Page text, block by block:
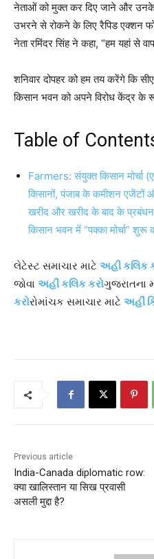
नेताओं को मुक्त कर दिए जाने और
उभरने से रोकने के लिए रैपिड एक्शन
नेता रमिंदर सिंह ने कहा, “हम यहां से
शनिवार दोपहर को हम तय करेंगे कि
किसान भवन को अपने विरोध केंद्र के
Table of
Farmers: संयुक्त किसान मोर्चा
किसानों, पंजाब के कमीशन एजेंटों
खरीद और खरीद के बाद के प्रबंधन
किसान भवन में “पक्का मोर्चा”
લેટેસ્ટ સમાચાર માટે અહી કલિક
જોવા અહીં કલિક કરોગુજરાતના
કરોરોમાંચક સમાચાર માટે અહીં
Previous article
India-Canada diplomatic row:
क्या खालिस्तान या सिख प्रवासी
असली मुद्दा है?